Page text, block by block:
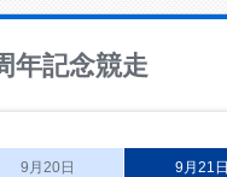
年記念競走
9月20日 9月21日